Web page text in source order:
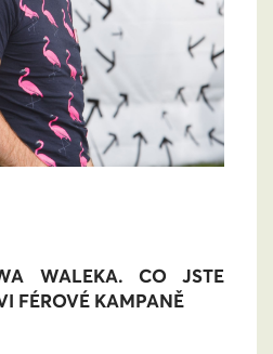
WALEKA. CO JSTE
FÉROVÉ KAMPANĚ